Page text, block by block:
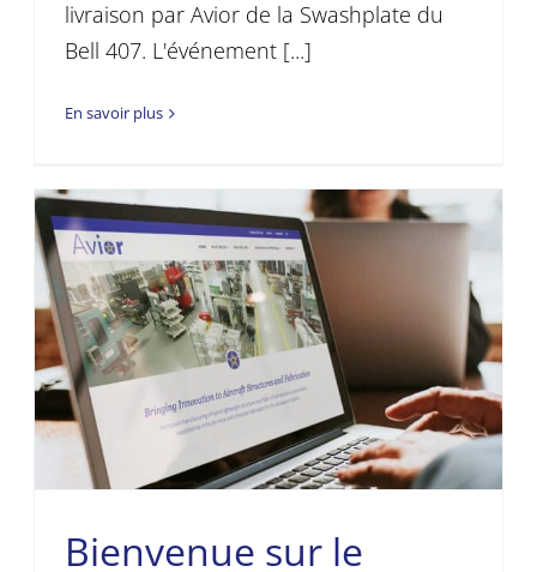
livraison par Avior de la Swashplate du
Bell 407. L'événement [...]
En savoir plus
Bienvenue sur le